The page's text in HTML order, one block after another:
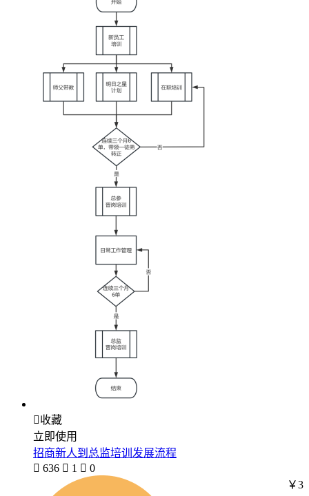
收藏
立即使用
招商新人到总监培训发展流程
 636  1  0
￥3